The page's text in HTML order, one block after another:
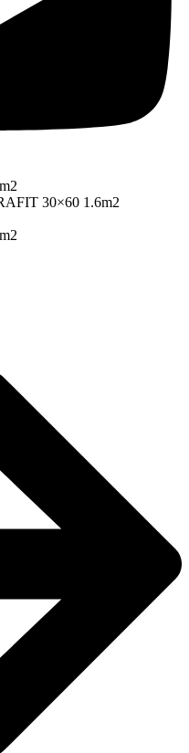
30×60 1.6m2